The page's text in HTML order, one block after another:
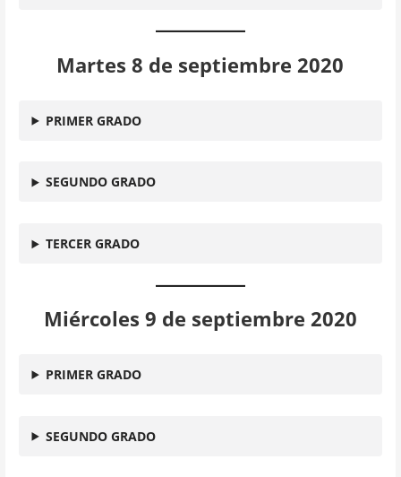
Martes 8 de septiembre 2020
PRIMER GRADO
SEGUNDO GRADO
TERCER GRADO
Miércoles 9 de septiembre 2020
PRIMER GRADO
SEGUNDO GRADO